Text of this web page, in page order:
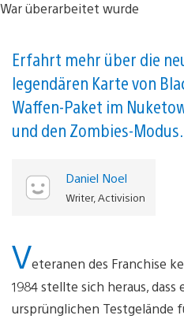
Erfahrt mehr über die
legendären Karte von
Waffen-Paket im
und den Zombies-Modus.
Daniel Noel
Writer, Activision
Veteranen des Franchise
1984 stellte sich heraus, dass
ursprünglichen Testgelände